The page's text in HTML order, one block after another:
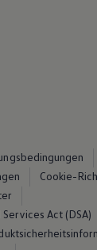
Cookie-
Act (DSA)